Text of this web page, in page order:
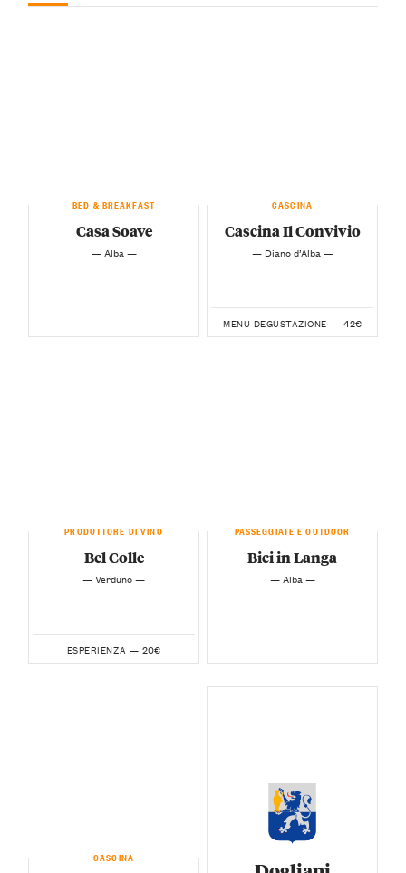
BED & BREAKFAST
Casa Soave
— Alba —
CASCINA
Cascina Il Convivio
— Diano d’Alba —
MENU DEGUSTAZIONE — 42€
PRODUTTORE DI VINO
Bel Colle
— Verduno —
ESPERIENZA — 20€
PASSEGGIATE E OUTDOOR
Bici in Langa
— Alba —
CASCINA